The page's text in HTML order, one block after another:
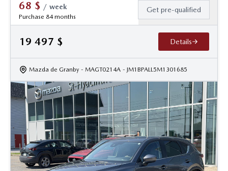
68 $ / week
Purchase 84 months
Get pre-qualified
19 497 $ Details
Mazda de Granby - MAGT0214A - JM1BPALL5M1301685